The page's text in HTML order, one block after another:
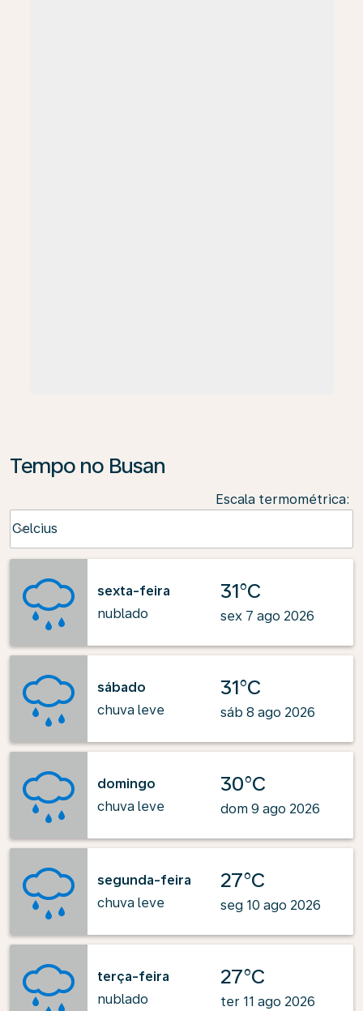
Tempo no Busan
Escala termométrica:
Celcius
keyboard_arrow_down
sexta-feira
nublado
31°C
sex 7 ago 2026
sábado
chuva leve
31°C
sáb 8 ago 2026
domingo
chuva leve
30°C
dom 9 ago 2026
segunda-feira
chuva leve
27°C
seg 10 ago 2026
terça-feira
nublado
27°C
ter 11 ago 2026